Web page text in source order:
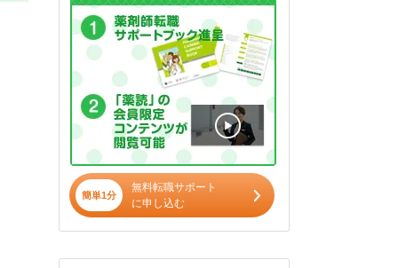
簡単1分
無料転職サポート
に申し込む